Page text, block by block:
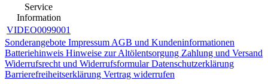
Service
Information
VIDEO0099001
Sonderangebote Impressum AGB und Kundeninformationen
Batteriehinweis Hinweise zur Altölentsorgung Zahlung und Versand
Widerrufsrecht und WiderrufsformularDatenschutzerklärung
Barrierefreiheitserklärung Vertrag widerrufen